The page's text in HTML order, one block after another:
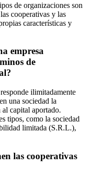
de organizaciones son
cooperativas y las
características y
empresa
de
ilimitadamente
una sociedad la
capital aportado.
tipos, como la sociedad
limitada (S.R.L.),
las cooperativas